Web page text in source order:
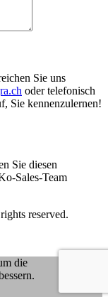
Sie uns
oder telefonisch
Sie kennenzulernen!
Sie diesen
Sales-Team
reserved.
die